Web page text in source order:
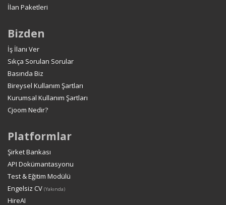
İlan Paketleri
Bizden
İş İlanı Ver
Sıkça Sorulan Sorular
Basında Biz
Bireysel Kullanım Şartları
Kurumsal Kullanım Şartları
Cjoom Nedir?
Platformlar
Şirket Bankası
API Dokümantasyonu
Test & Eğitim Modülü
Engelsiz CV (Yakında)
HireAI